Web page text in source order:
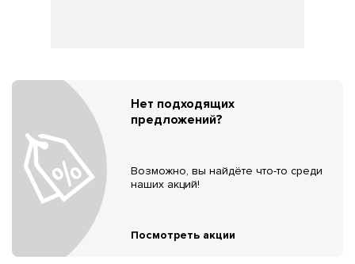
Нет подходящих
предложений?
Возможно, вы найдёте что-то среди
наших акций!
Посмотреть акции